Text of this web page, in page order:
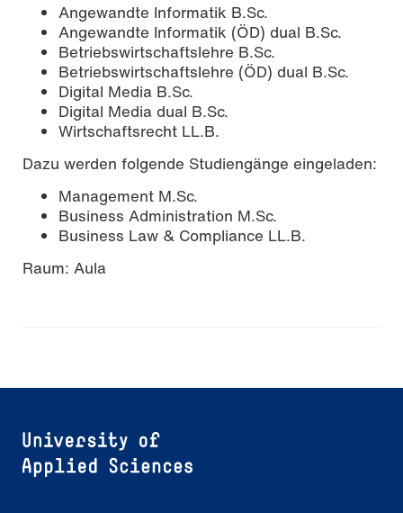
Angewandte Informatik B.Sc.
Angewandte Informatik (ÖD) dual B.Sc.
Betriebswirtschaftslehre B.Sc.
Betriebswirtschaftslehre (ÖD) dual B.Sc.
Digital Media B.Sc.
Digital Media dual B.Sc.
Wirtschaftsrecht LL.B.
Dazu werden folgende Studiengänge eingeladen:
Management M.Sc.
Business Administration M.Sc.
Business Law & Compliance LL.B.
Raum: Aula